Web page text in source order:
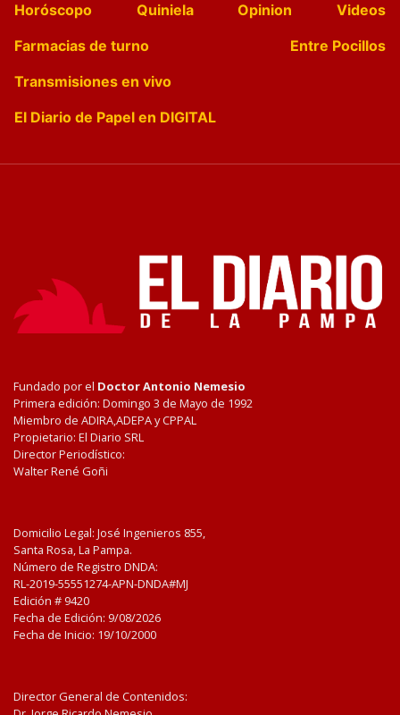
Horóscopo
Quiniela Opinion
Videos
Farmacias de turno
Entre Pocillos
Transmisiones en vivo
El Diario de Papel en DIGITAL
Fundado por el Doctor Antonio Nemesio
Primera edición: Domingo 3 de Mayo de 1992
Miembro de ADIRA,ADEPA y CPPAL
Propietario: El Diario SRL
Director Periodístico:
Walter René Goñi
Domicilio Legal: José Ingenieros 855,
Santa Rosa, La Pampa.
Número de Registro DNDA:
RL-2019-55551274-APN-DNDA#MJ
Edición # 9420
Fecha de Edición: 9/08/2026
Fecha de Inicio: 19/10/2000
Director General de Contenidos: